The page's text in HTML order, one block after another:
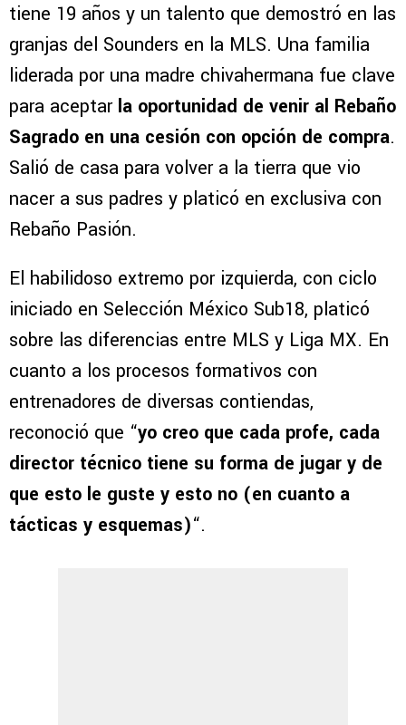
tiene 19 años y un talento que demostró en las
granjas del Sounders en la MLS. Una familia
liderada por una madre chivahermana fue clave
para aceptar la oportunidad de venir al Rebaño
Sagrado en una cesión con opción de compra.
Salió de casa para volver a la tierra que vio
nacer a sus padres y platicó en exclusiva con
Rebaño Pasión.
El habilidoso extremo por izquierda, con ciclo
iniciado en Selección México Sub18, platicó
sobre las diferencias entre MLS y Liga MX. En
cuanto a los procesos formativos con
entrenadores de diversas contiendas,
reconoció que “yo creo que cada profe, cada
director técnico tiene su forma de jugar y de
que esto le guste y esto no (en cuanto a
tácticas y esquemas)“.